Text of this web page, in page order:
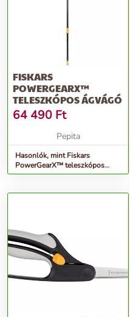
FISKARS
POWERGEARX™
TELESZKÓPOS ÁGVÁGÓ
64 490 Ft
Pepita
Hasonlók, mint Fiskars
PowerGearX™ teleszkópos
Ágvágó